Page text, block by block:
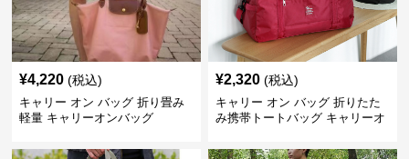
¥4,220 (税込)
キャリー オン バッグ 折り畳み
軽量 キャリーオンバッグ
¥2,320 (税込)
キャリー オン バッグ 折りたた
み携帯トートバッグ キャリーオ